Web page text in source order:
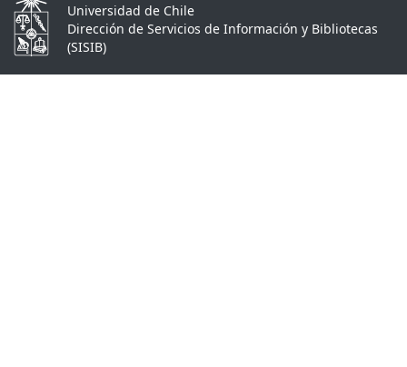
Universidad de Chile
Dirección de Servicios de Información y Bibliotecas
(SISIB)